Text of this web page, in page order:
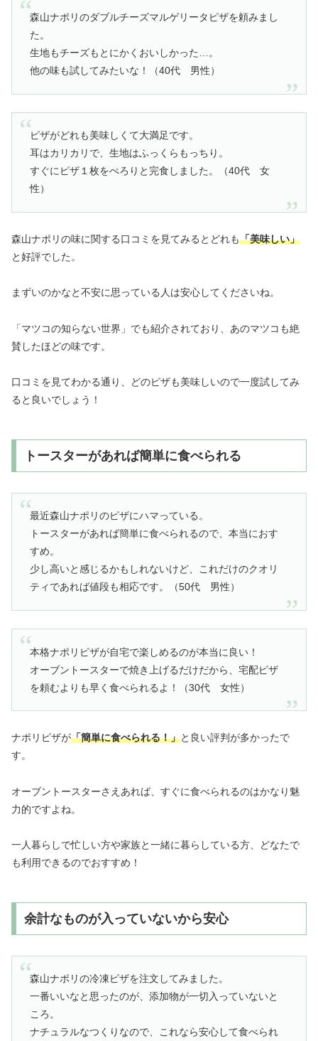
森山ナポリのダブルチーズマルゲリータピザを頼みまし
た。
生地もチーズもとにかくおいしかった…。
他の味も試してみたいな！（40代 男性）
ピザがどれも美味しくて大満足です。
耳はカリカリで、生地はふっくらもっちり。
すぐにピザ１枚をぺろりと完食しました。（40代 女
性）
森山ナポリの味に関する口コミを見てみるとどれも「美味しい」
と好評でした。
まずいのかなと不安に思っている人は安心してくださいね。
「マツコの知らない世界」でも紹介されており、あのマツコも絶
賛したほどの味です。
口コミを見てわかる通り、どのピザも美味しいので一度試してみ
ると良いでしょう！
トースターがあれば簡単に食べられる
最近森山ナポリのピザにハマっている。
トースターがあれば簡単に食べられるので、本当におす
すめ。
少し高いと感じるかもしれないけど、これだけのクオリ
ティであれば値段も相応です。（50代 男性）
本格ナポリピザが自宅で楽しめるのが本当に良い！
オーブントースターで焼き上げるだけだから、宅配ピザ
を頼むよりも早く食べられるよ！（30代 女性）
ナポリピザが「簡単に食べられる！」と良い評判が多かったで
す。
オーブントースターさえあれば、すぐに食べられるのはかなり魅
力的ですよね。
一人暮らしで忙しい方や家族と一緒に暮らしている方、どなたで
も利用できるのでおすすめ！
余計なものが入っていないから安心
森山ナポリの冷凍ピザを注文してみました。
一番いいなと思ったのが、添加物が一切入っていないと
ころ。
ナチュラルなつくりなので、これなら安心して食べられ